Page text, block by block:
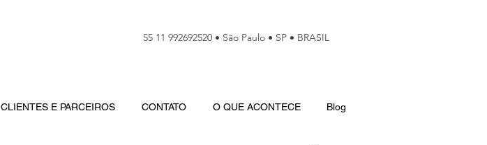
55 11 992692520 • São Paulo • SP • BRASIL
CLIENTES E PARCEIROS CONTATO O QUE ACONTECE Blog